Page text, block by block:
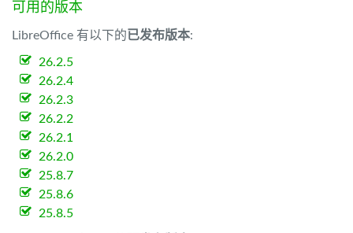
可用的版本
LibreOffice 有以下的已发布版本:
26.2.5
26.2.4
26.2.3
26.2.2
26.2.1
26.2.0
25.8.7
25.8.6
25.8.5